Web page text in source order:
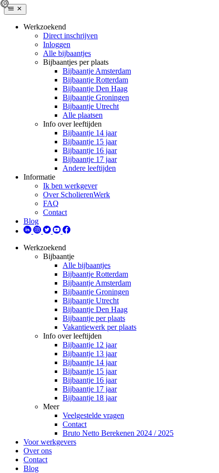
Werkzoekend
Direct inschrijven
Inloggen
Alle bijbaantjes
Bijbaantjes per plaats
Bijbaantje Amsterdam
Bijbaantje Rotterdam
Bijbaantje Den Haag
Bijbaantje Groningen
Bijbaantje Utrecht
Alle plaatsen
Info over leeftijden
Bijbaantje 14 jaar
Bijbaantje 15 jaar
Bijbaantje 16 jaar
Bijbaantje 17 jaar
Andere leeftijden
Informatie
Ik ben werkgever
Over ScholierenWerk
FAQ
Contact
Blog
Werkzoekend
Bijbaantje
Alle bijbaantjes
Bijbaantje Rotterdam
Bijbaantje Amsterdam
Bijbaantje Groningen
Bijbaantje Utrecht
Bijbaantje Den Haag
Bijbaantje per plaats
Vakantiewerk per plaats
Info over leeftijden
Bijbaantje 12 jaar
Bijbaantje 13 jaar
Bijbaantje 14 jaar
Bijbaantje 15 jaar
Bijbaantje 16 jaar
Bijbaantje 17 jaar
Bijbaantje 18 jaar
Meer
Veelgestelde vragen
Contact
Bruto Netto Berekenen 2024 / 2025
Voor werkgevers
Over ons
Contact
Blog